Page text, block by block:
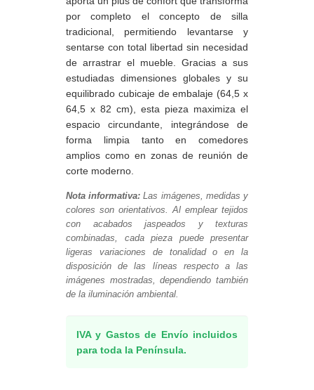
por completo el concepto de silla
tradicional, permitiendo levantarse y
sentarse con total libertad sin necesidad
de arrastrar el mueble. Gracias a sus
estudiadas dimensiones globales y su
equilibrado cubicaje de embalaje (64,5 x
64,5 x 82 cm), esta pieza maximiza el
espacio circundante, integrándose de
forma limpia tanto en comedores
amplios como en zonas de reunión de
corte moderno.
Nota informativa: Las imágenes, medidas y
colores son orientativos. Al emplear tejidos
con acabados jaspeados y texturas
combinadas, cada pieza puede presentar
ligeras variaciones de tonalidad o en la
disposición de las líneas respecto a las
imágenes mostradas, dependiendo también
de la iluminación ambiental.
IVA y Gastos de Envío incluidos
para toda la Península.